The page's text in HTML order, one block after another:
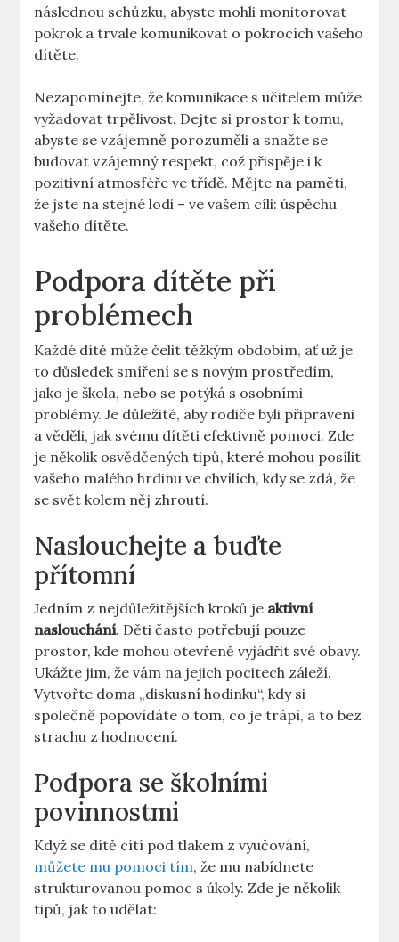
následnou schůzku, abyste mohli monitorovat⁤
pokrok ‌a ⁢trvale komunikovat⁤ o pokrocích ⁢vašeho
dítěte.
Nezapomínejte,‍ že komunikace s učitelem může
⁤vyžadovat trpělivost. Dejte si prostor k‌ tomu,
abyste se vzájemně ‍porozuměli a snažte se
budovat vzájemný respekt, což ⁣přispěje i k
pozitivní atmosféře ve třídě. Mějte‍ na paměti,
že jste na stejné lodi ‌– ve vašem cíli: úspěchu
vašeho dítěte.
Podpora dítěte⁤ při
problémech
Každé dítě může čelit těžkým obdobím, ať už je‌
to důsledek⁣ smíření se​ s novým prostředím,
⁤jako ⁤je⁤ škola, nebo se potýká s osobními
problémy. ‌Je ‌důležité, aby rodiče byli ⁣připraveni
a věděli,⁤ jak svému dítěti efektivně pomoci. ​Zde
je​ několik osvědčených tipů, které mohou ⁣posílit
vašeho malého hrdinu ve chvílích, kdy se zdá, že
se svět kolem něj zhroutí.
Naslouchejte a buďte
přítomní
Jedním z⁣ nejdůležitějších kroků je aktivní
naslouchání. ‌Děti často potřebují ‌pouze
prostor, kde mohou otevřeně vyjádřit své obavy.
Ukážte jim, že vám⁤ na jejich pocitech‌ záleží.
‌Vytvořte doma‍ „diskusní hodinku“,⁤ kdy si
společně⁢ popovídáte o tom, ‍co je ⁣trápí,‍ a to bez
‌strachu z hodnocení.
Podpora se školními⁢
povinnostmi
Když se dítě cítí ⁣pod tlakem z ​vyučování,
můžete mu pomoci tím, že ‍mu nabídnete
strukturovanou pomoc s úkoly. Zde je několik
tipů, jak to udělat: